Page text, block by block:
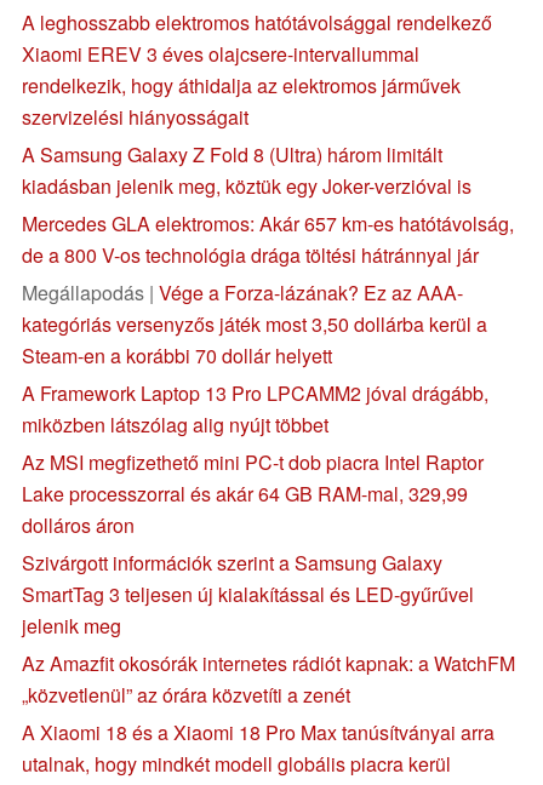
A leghosszabb elektromos hatótávolsággal rendelkező
Xiaomi EREV 3 éves olajcsere-intervallummal
rendelkezik, hogy áthidalja az elektromos járművek
szervizelési hiányosságait
A Samsung Galaxy Z Fold 8 (Ultra) három limitált
kiadásban jelenik meg, köztük egy Joker-verzióval is
Mercedes GLA elektromos: Akár 657 km-es hatótávolság,
de a 800 V-os technológia drága töltési hátránnyal jár
Megállapodás | Vége a Forza-lázának? Ez az AAA-
kategóriás versenyzős játék most 3,50 dollárba kerül a
Steam-en a korábbi 70 dollár helyett
A Framework Laptop 13 Pro LPCAMM2 jóval drágább,
miközben látszólag alig nyújt többet
Az MSI megfizethető mini PC-t dob piacra Intel Raptor
Lake processzorral és akár 64 GB RAM-mal, 329,99
dolláros áron
Szivárgott információk szerint a Samsung Galaxy
SmartTag 3 teljesen új kialakítással és LED-gyűrűvel
jelenik meg
Az Amazfit okosórák internetes rádiót kapnak: a WatchFM
„közvetlenül” az órára közvetíti a zenét
A Xiaomi 18 és a Xiaomi 18 Pro Max tanúsítványai arra
utalnak, hogy mindkét modell globális piacra kerül